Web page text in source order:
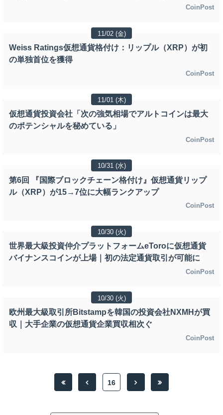
CoinPost
11/02 (金)
Weiss Ratings仮想通貨格付け：リップル（XRP）が初
の単独首位を獲得
CoinPost
11/01 (木)
仮想通貨投資会社「次の強気相場でアルトコインは最大
のポテンシャルを秘めている」
CoinPost
10/31 (水)
第6回 『国際ブロックチェーン格付け』仮想通貨リップ
ル（XRP）が15→7位に大幅ランクアップ
CoinPost
10/30 (火)
世界最大級投資仲介プラットフォームeToroに仮想通貨
バイナンスコインが上場｜初の法定通貨取引が可能に
CoinPost
10/30 (火)
欧州最大級取引所Bitstampを韓国の投資会社NXMHが買
収｜大手企業の仮想通貨企業買収相次ぐ
CoinPost
16